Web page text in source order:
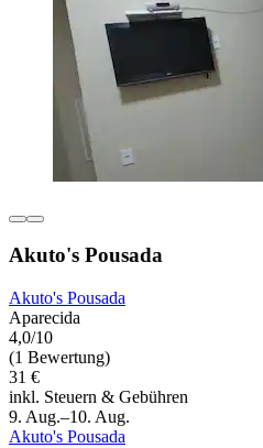
Akuto's Pousada
Akuto's Pousada
Aparecida
4,0/10
(1 Bewertung)
31 €
inkl. Steuern & Gebühren
9. Aug.–10. Aug.
Akuto's Pousada